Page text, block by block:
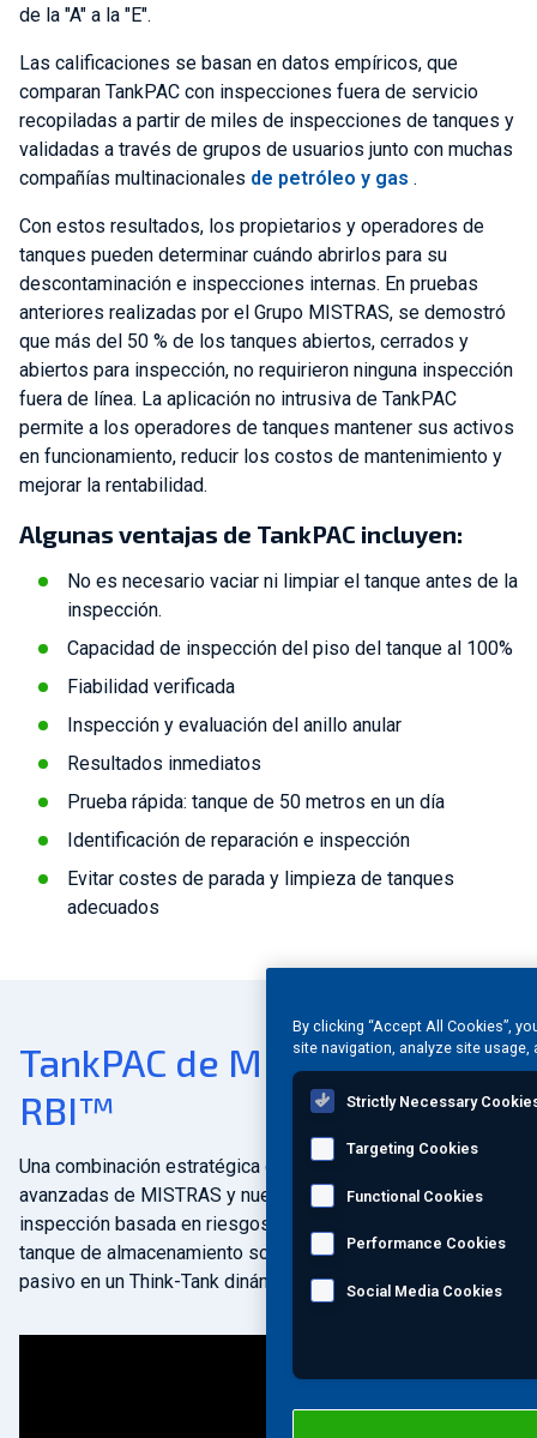
de la "A" a la "E".
Las calificaciones se basan en datos empíricos, que
comparan TankPAC con inspecciones fuera de servicio
recopiladas a partir de miles de inspecciones de tanques y
validadas a través de grupos de usuarios junto con muchas
compañías multinacionales de petróleo y gas .
Con estos resultados, los propietarios y operadores de
tanques pueden determinar cuándo abrirlos para su
descontaminación e inspecciones internas. En pruebas
anteriores realizadas por el Grupo MISTRAS, se demostró
que más del 50 % de los tanques abiertos, cerrados y
abiertos para inspección, no requirieron ninguna inspección
fuera de línea. La aplicación no intrusiva de TankPAC
permite a los operadores de tanques mantener sus activos
en funcionamiento, reducir los costos de mantenimiento y
mejorar la rentabilidad.
Algunas ventajas de TankPAC incluyen:
No es necesario vaciar ni limpiar el tanque antes de la
inspección.
Capacidad de inspección del piso del tanque al 100%
Fiabilidad verificada
Inspección y evaluación del anillo anular
Resultados inmediatos
Prueba rápida: tanque de 50 metros en un día
Identificación de reparación e inspección
Evitar costes de parada y limpieza de tanques
adecuados
TankPAC de MISTRAS con
RBI™
Una combinación estratégica de las soluciones NDT
avanzadas de MISTRAS y nuestra experiencia en
inspección basada en riesgos (RBI) puede convertir su
tanque de almacenamiento sobre el suelo (AST) estático y
pasivo en un Think-Tank dinámico y activo.
By clicking “Accept All Cookies”,
site navigation, analyze site
Strictly Necessary
Targeting Cookies
Functional Cookies
Performance Cookies
Social Media Cookies